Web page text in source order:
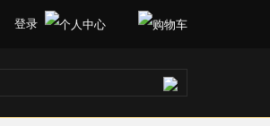
登录